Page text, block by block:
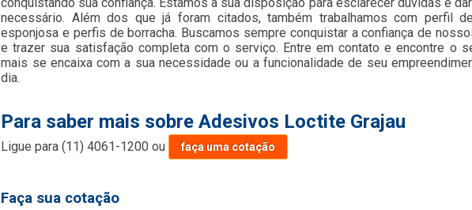
conquistando sua confiança. Estamos à sua disposição para esclarecer dúvidas e
necessário. Além dos que já foram citados, também trabalhamos com perfil
esponjosa e perfis de borracha. Buscamos sempre conquistar a confiança de
e trazer sua satisfação completa com o serviço. Entre em contato e encontre o
mais se encaixa com a sua necessidade ou a funcionalidade de seu
dia.
Para saber mais sobre Adesivos Loctite Grajau
Ligue para(11) 4061-1200 ou faça uma cotação
Faça sua cotação